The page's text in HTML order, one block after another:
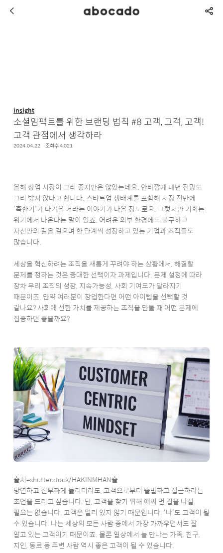
insight
소셜임팩트를 위한 브랜딩 법칙 #8 고객, 고객, 고객!
고객 관점에서 생각하라
2024.04.22 조회수 4,021
올해 창업 시장이 그리 좋지만은 않았는데요. 안타깝게 내년 전망도
그리 밝지 않다고 합니다. 스타트업 생태계를 포함해 시장 전반에
‘혹한기’가 다가올 거라는 이야기가 나올 정도로요. 그렇지만 기회는
위기에서 나온다는 말이 있죠. 어려운 외부 환경에도 불구하고
자신만의 길을 걸으며 한 단계씩 성장하고 있는 기업과 조직들도
많습니다.
세상을 혁신하려는 조직을 새롭게 꾸려야 하는 상황에서, 해결할
문제를 정하는 것은 중대한 선택이자 과제입니다. 문제 설정에 따라
장차 우리 조직의 성장, 지속가능성, 사회 기여도가 달라지기
때문이죠. 만약 여러분이 창업한다면 어떤 아이템을 선택할 것
같나요? 사회에 선한 가치를 제공하는 조직을 만들 때 어떤 문제에
집중하면 좋을까요?
출처=shutterstock/HAKINMHAN출
당연하고 진부하게 들리더라도, 고객으로부터 출발하고 접근하라는
조언을 드리고 싶습니다. 단, 고객을 찾기 위해 애써 먼 길을 나설
필요는 없습니다. 고객은 멀리 있지 않기 때문입니다. ‘나’도 고객이 될
수 있습니다. 나는 세상의 모든 사람 중에서 가장 가까우면서도 잘
알고 있는 고객이기 때문이죠. 물론 일상에서 늘 만나는 가족, 친구,
지인, 동료 등 주변 사람 역시 좋은 고객이 될 수 있습니다.